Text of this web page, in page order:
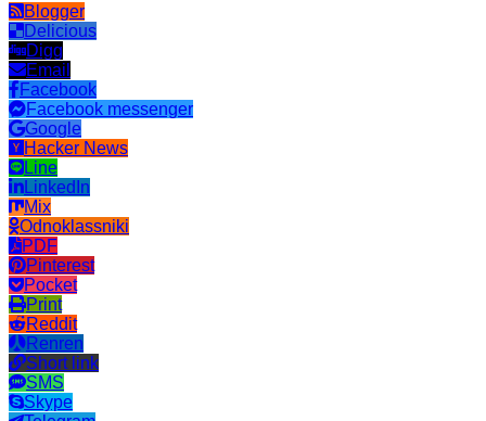
Blogger
Delicious
Digg
Email
Facebook
Facebook messenger
Google
Hacker News
Line
LinkedIn
Mix
Odnoklassniki
PDF
Pinterest
Pocket
Print
Reddit
Renren
Short link
SMS
Skype